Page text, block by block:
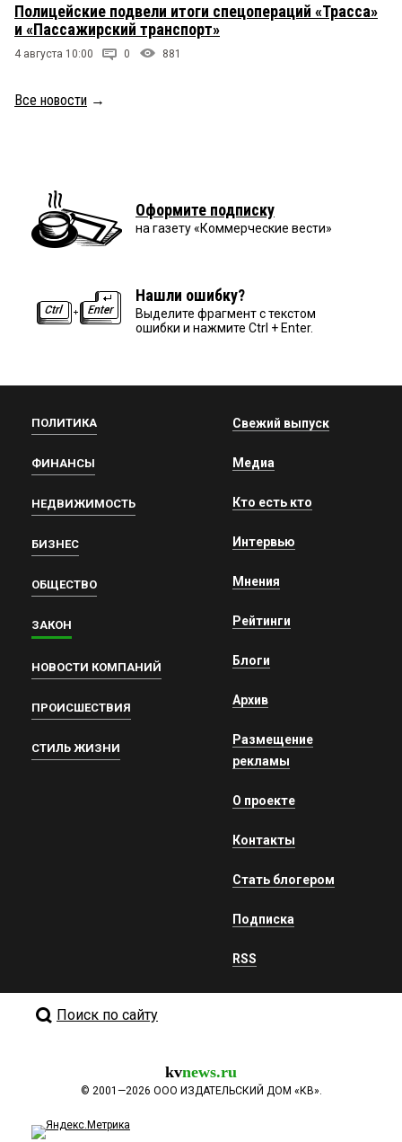
Полицейские подвели итоги спецопераций «Трасса»
и «Пассажирский транспорт»
4 августа 10:00 0 881
Все новости →
Оформите подписку
на газету «Коммерческие вести»
Нашли ошибку?
Выделите фрагмент с текстом
ошибки и нажмите Ctrl + Enter.
ПОЛИТИКА
ФИНАНСЫ
НЕДВИЖИМОСТЬ
БИЗНЕС
ОБЩЕСТВО
ЗАКОН
НОВОСТИ КОМПАНИЙ
ПРОИСШЕСТВИЯ
СТИЛЬ ЖИЗНИ
Свежий выпуск
Медиа
Кто есть кто
Интервью
Мнения
Рейтинги
Блоги
Архив
Размещение
рекламы
О проекте
Контакты
Стать блогером
Подписка
RSS
Поиск по сайту
kvnews.ru
© 2001—2026 ООО ИЗДАТЕЛЬСКИЙ ДОМ «КВ».